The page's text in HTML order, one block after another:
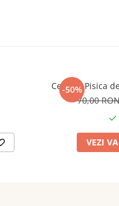
-50%
Cercei - Pisica
70,00
VEZI